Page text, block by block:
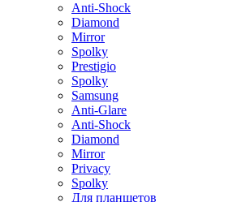
Anti-Shock
Diamond
Mirror
Spolky
Prestigio
Spolky
Samsung
Anti-Glare
Anti-Shock
Diamond
Mirror
Privacy
Spolky
Для планшетов